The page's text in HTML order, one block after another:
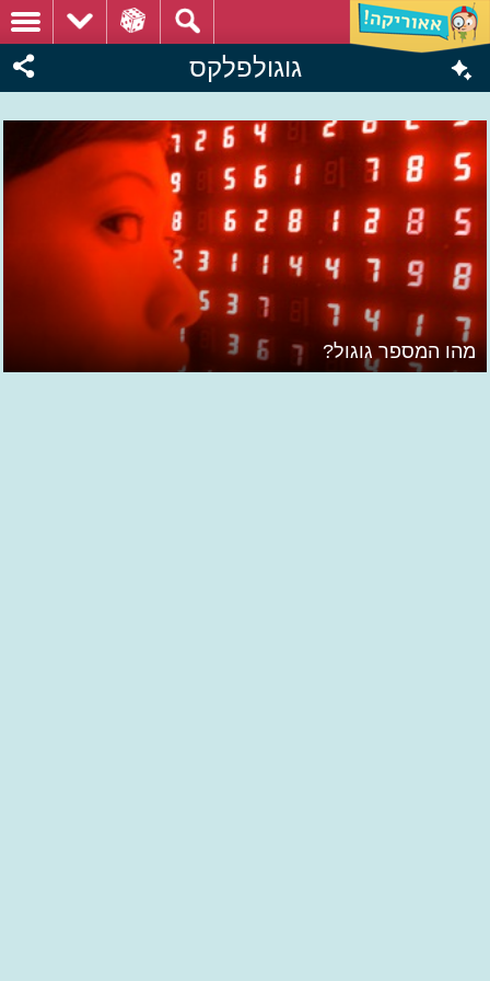
גוגולפלקס
מהו המספר גוגול?